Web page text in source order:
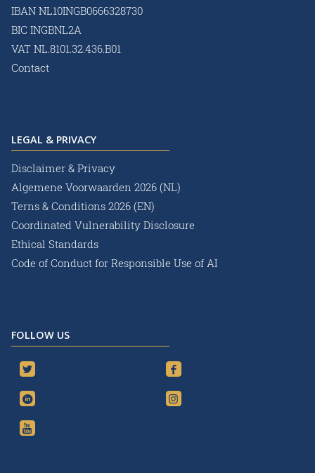
IBAN NL10INGB0666328730
BIC INGBNL2A
VAT NL.8101.32.436.B01
Contact
LEGAL & PRIVACY
Disclaimer & Privacy
Algemene Voorwaarden 2026 (NL)
Terns & Conditions 2026 (EN)
Coordinated Vulnerability Disclosure
Ethical Standards
Code of Conduct for Responsible Use of AI
FOLLOW US